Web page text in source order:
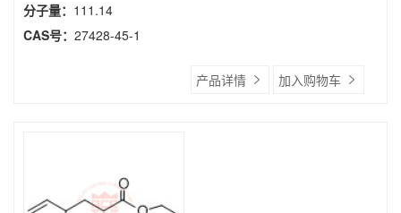
分子量： 111.14
CAS号： 27428-45-1
产品详情 加入购物车